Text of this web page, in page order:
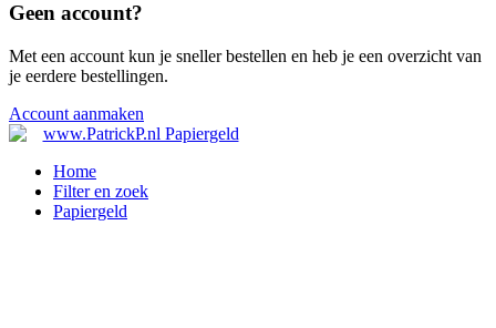
Geen account?
Met een account kun je sneller bestellen en heb je een overzicht van
je eerdere bestellingen.
Account aanmaken
Home
Filter en zoek
Papiergeld